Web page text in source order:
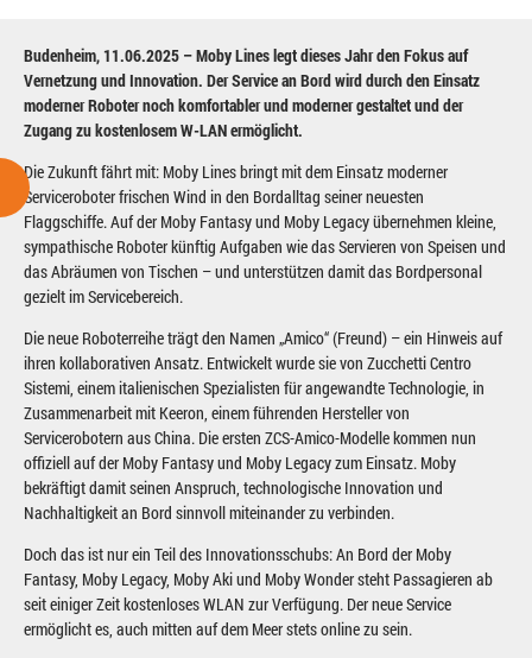
Budenheim, 11.06.2025 – Moby Lines legt dieses Jahr den Fokus auf
Vernetzung und Innovation. Der Service an Bord wird durch den Einsatz
moderner Roboter noch komfortabler und moderner gestaltet und der
Zugang zu kostenlosem W-LAN ermöglicht.
Die Zukunft fährt mit: Moby Lines bringt mit dem Einsatz moderner
Serviceroboter frischen Wind in den Bordalltag seiner neuesten
Flaggschiffe. Auf der Moby Fantasy und Moby Legacy übernehmen kleine,
sympathische Roboter künftig Aufgaben wie das Servieren von Speisen und
das Abräumen von Tischen – und unterstützen damit das Bordpersonal
gezielt im Servicebereich.
Die neue Roboterreihe trägt den Namen „Amico“ (Freund) – ein Hinweis auf
ihren kollaborativen Ansatz. Entwickelt wurde sie von Zucchetti Centro
Sistemi, einem italienischen Spezialisten für angewandte Technologie, in
Zusammenarbeit mit Keeron, einem führenden Hersteller von
Servicerobotern aus China. Die ersten ZCS-Amico-Modelle kommen nun
offiziell auf der Moby Fantasy und Moby Legacy zum Einsatz. Moby
bekräftigt damit seinen Anspruch, technologische Innovation und
Nachhaltigkeit an Bord sinnvoll miteinander zu verbinden.
Doch das ist nur ein Teil des Innovationsschubs: An Bord der Moby
Fantasy, Moby Legacy, Moby Aki und Moby Wonder steht Passagieren ab
seit einiger Zeit kostenloses WLAN zur Verfügung. Der neue Service
ermöglicht es, auch mitten auf dem Meer stets online zu sein.